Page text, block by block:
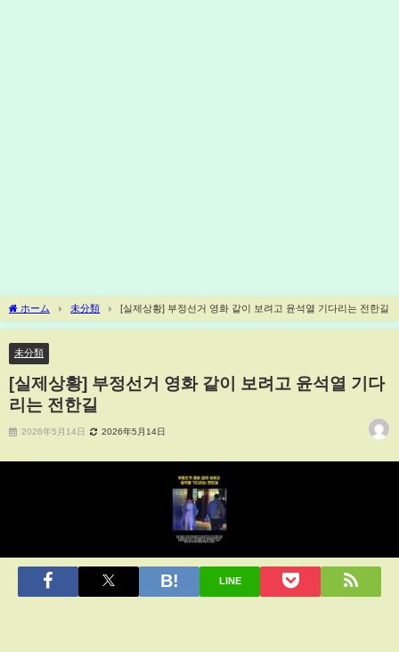
ホーム 未分類 [실제상황] 부정선거 영화 같이 보려고 윤석열 기다리는 전한길
未分類
[실제상황] 부정선거 영화 같이 보려고 윤석열 기다
리는 전한길
2026年5月14日 2026年5月14日
LINE